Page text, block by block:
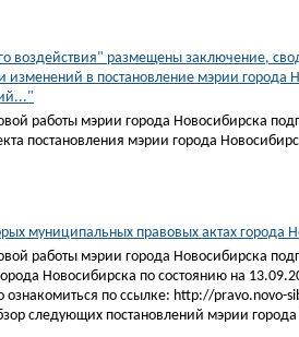
воздействия" размещены заключение,
изменений в постановление мэрии
работы мэрии города Новосибирска
постановления мэрии города
муниципальных правовых актах города
работы мэрии города Новосибирска
Новосибирска по состоянию на
по ссылке: http://pravo.novo-
следующих постановлений мэрии